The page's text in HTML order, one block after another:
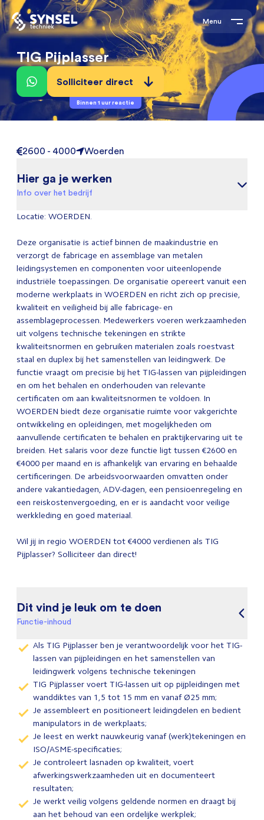
Menu
TIG Pijplasser
Solliciteer direct
Binnen 1 uur reactie
2600 - 4000 Woerden
Hier ga je werken
Info over het bedrijf
Locatie: WOERDEN.
Deze organisatie is actief binnen de maakindustrie en
verzorgt de fabricage en assemblage van metalen
leidingsystemen en componenten voor uiteenlopende
industriële toepassingen. De organisatie opereert vanuit een
moderne werkplaats in WOERDEN en richt zich op precisie,
kwaliteit en veiligheid bij alle fabricage- en
assemblageprocessen. Medewerkers voeren werkzaamheden
uit volgens technische tekeningen en strikte
kwaliteitsnormen en gebruiken materialen zoals roestvast
staal en duplex bij het samenstellen van leidingwerk. De
functie vraagt om precisie bij het TIG-lassen van pijpleidingen
en om het behalen en onderhouden van relevante
certificaten om aan kwaliteitsnormen te voldoen. In
WOERDEN biedt deze organisatie ruimte voor vakgerichte
ontwikkeling en opleidingen, met mogelijkheden om
aanvullende certificaten te behalen en praktijkervaring uit te
breiden. Het salaris voor deze functie ligt tussen €2600 en
€4000 per maand en is afhankelijk van ervaring en behaalde
certificeringen. De arbeidsvoorwaarden omvatten onder
andere vakantiedagen, ADV-dagen, een pensioenregeling en
een reiskostenvergoeding, en er is aandacht voor veilige
werkkleding en goed materiaal.
Wil jij in regio WOERDEN tot €4000 verdienen als TIG
Pijplasser? Solliciteer dan direct!
Dit vind je leuk om te doen
Functie-inhoud
Als TIG Pijplasser ben je verantwoordelijk voor het TIG-
lassen van pijpleidingen en het samenstellen van
leidingwerk volgens technische tekeningen
TIG Pijplasser voert TIG-lassen uit op pijpleidingen met
wanddiktes van 1,5 tot 15 mm en vanaf Ø25 mm;
Je assembleert en positioneert leidingdelen en bedient
manipulators in de werkplaats;
Je leest en werkt nauwkeurig vanaf (werk)tekeningen en
ISO/ASME-specificaties;
Je controleert lasnaden op kwaliteit, voert
afwerkingswerkzaamheden uit en documenteert
resultaten;
Je werkt veilig volgens geldende normen en draagt bij
aan het behoud van een ordelijke werkplek;